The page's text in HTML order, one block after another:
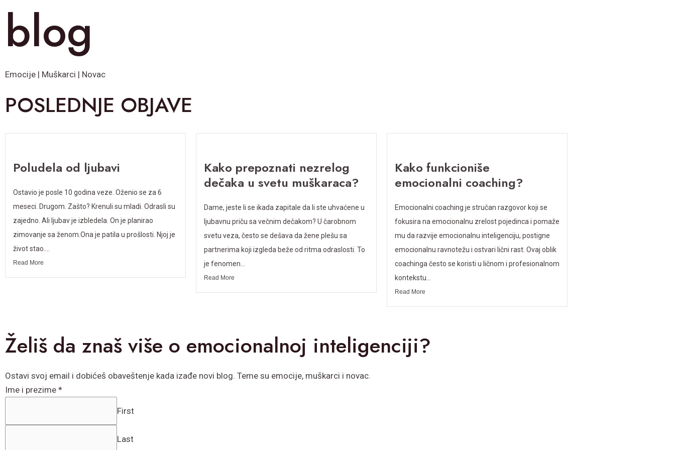
blog
Emocije | Muškarci | Novac
POSLEDNJE OBJAVE
Poludela od ljubavi
Ostavio je posle 10 godina veze. Oženio se za 6
meseci. Drugom. Zašto? Krenuli su mladi. Odrasli su
zajedno. Ali ljubav je izbledela. On je planirao
zimovanje sa ženom.Ona je patila u prošlosti. Njoj je
život stao....
Read More
Kako prepoznati nezrelog
dečaka u svetu muškaraca?
Dame, jeste li se ikada zapitale da li ste uhvaćene u
ljubavnu priču sa večnim dečakom? U čarobnom
svetu veza, često se dešava da žene plešu sa
partnerima koji izgleda beže od ritma odraslosti. To
je fenomen...
Read More
Kako funkcioniše
emocionalni coaching?
Emocionalni coaching je stručan razgovor koji se
fokusira na emocionalnu zrelost pojedinca i pomaže
mu da razvije emocionalnu inteligenciju, postigne
emocionalnu ravnotežu i ostvari lični rast. Ovaj oblik
coachinga često se koristi u ličnom i profesionalnom
kontekstu...
Read More
Želiš da znaš više o emocionalnoj inteligenciji?
Ostavi svoj email i dobićeš obaveštenje kada izađe novi blog. Teme su emocije, muškarci i novac.
Ime i prezime *
First
Last